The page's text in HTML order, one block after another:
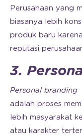
Perusahaan yang
biasanya lebih
produk baru
reputasi
3.
Personal branding
adalah proses
lebih masyarakat
atau karakter